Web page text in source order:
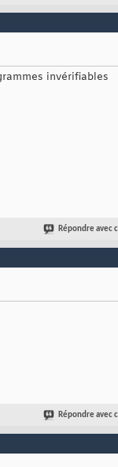
invérifiables
Répondre avec
Répondre avec